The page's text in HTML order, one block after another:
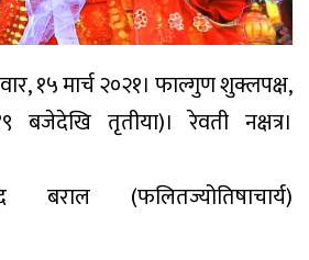
१५ मार्च २०२१। फाल्गुण शुक्लपक्ष,
बजेदेखि तृतीया)। रेवती नक्षत्र।
बराल (फलितज्योतिषाचार्य)